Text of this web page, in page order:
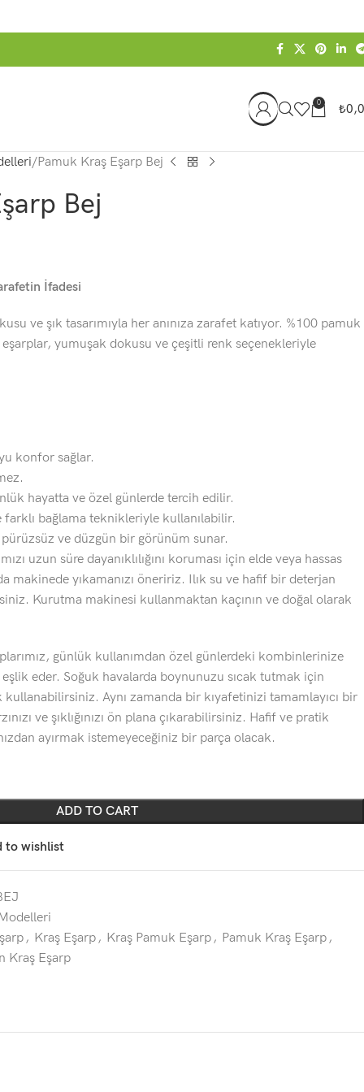
0 ₺
Pamuk Kraş Eşarp Bej
Bej
İfadesi
ve şık tasarımıyla her anınıza zarafet katıyor. %100 pamuk
yumuşak dokusu ve çeşitli renk seçenekleriyle
konfor sağlar.
hayatta ve özel günlerde tercih edilir.
bağlama teknikleriyle kullanılabilir.
ve düzgün bir görünüm sunar.
uzun süre dayanıklılığını koruması için elde veya hassas
makinede yıkamanızı öneririz. Ilık su ve hafif bir deterjan
Kurutma makinesi kullanmaktan kaçının ve doğal olarak
günlük kullanımdan özel günlerdeki kombinlerinize
eder. Soğuk havalarda boynunuzu sıcak tutmak için
Aynı zamanda bir kıyafetinizi tamamlayıcı bir
ve şıklığınızı ön plana çıkarabilirsiniz. Hafif ve pratik
ayırmak istemeyeceğiniz bir parça olacak.
ADD TO CART
to wishlist
, Kraş Eşarp, Kraş Pamuk Eşarp, Pamuk Kraş Eşarp,
Kraş Eşarp